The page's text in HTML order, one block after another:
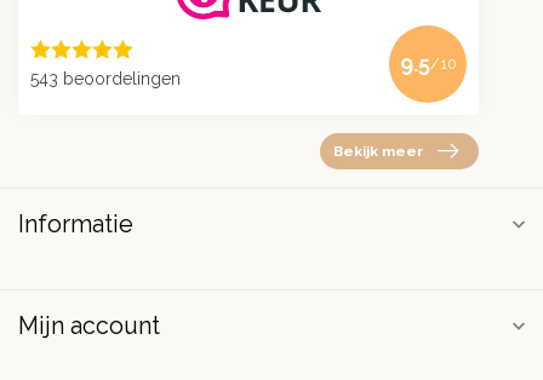
543 beoordelingen
9.5/10
Bekijk meer
Informatie
Mijn account